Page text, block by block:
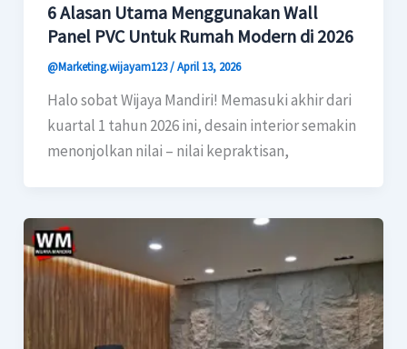
6 Alasan Utama Menggunakan Wall
Panel PVC Untuk Rumah Modern di 2026
@Marketing.wijayam123/April 13, 2026
Halo sobat Wijaya Mandiri! Memasuki akhir dari
kuartal 1 tahun 2026 ini, desain interior semakin
menonjolkan nilai – nilai kepraktisan,